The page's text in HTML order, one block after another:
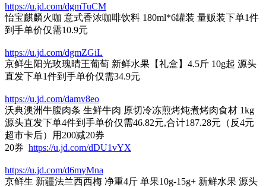
https://u.jd.com/dgmTuCM
怡宝麒麟火咖 意式香浓咖啡饮料 180ml*6罐装 量贩装下单1件
到手单价仅需10.9元
https://u.jd.com/dgmZGiL
京鲜生阳光玫瑰晴王葡萄 新鲜水果【礼盒】4.5斤 10g起 源头
直发下单1件到手单价仅需34.9元
https://u.jd.com/damv8eo
沃典澳洲牛腹肉条 生鲜牛肉 原切冷冻煎烤炖煮烤肉食材 1kg
源头直发下单4件到手单价仅需46.82元,合计187.28元（反4元
超市卡后）用200减20券
20券 https://u.jd.com/dDU1vYX
https://u.jd.com/d6myMna
京鲜生 新疆法兰西西梅 净重4斤 单果10g-15g+ 新鲜水果 源头